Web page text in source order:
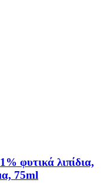
φυτικά λιπίδια,
75ml